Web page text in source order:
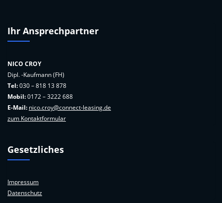
Ihr Ansprechpartner
NICO CROY
Dipl. -Kaufmann (FH)
Tel:030 – 818 13 878
Mobil:0172 – 3222 688
E-Mail: nico.croy@connect-leasing.de
zum Kontaktformular
Gesetzliches
Impressum
Datenschutz